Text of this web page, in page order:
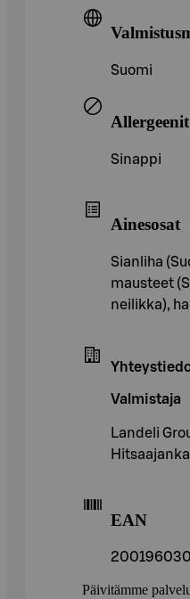
Suomi
Allergeenit
Sinappi
Ainesosat
Sianliha
mausteet
neilikka),
Valmistaja
Landeli
EAN
Päivitämme